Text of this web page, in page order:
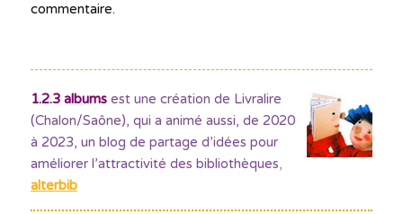
commentaire.
1.2.3 albumsest une création de Livralire
(Chalon/Saône), qui a animé aussi, de 2020
à 2023, un blog de partage d’idées pour
améliorer l’attractivité des bibliothèques,
alterbib